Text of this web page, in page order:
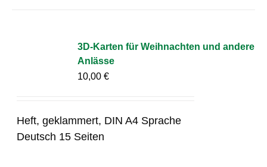
3D-Karten für Weihnachten und andere
Anlässe
10,00€
Heft, geklammert, DIN A4 Sprache
Deutsch 15 Seiten